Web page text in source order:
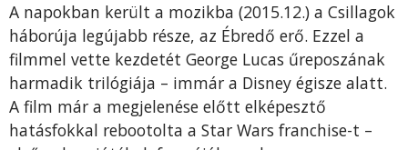
A napokban került a mozikba (2015.12.) a Csillagok
háborúja legújabb része, az Ébredő erő. Ezzel a
filmmel vette kezdetét George Lucas űr­epo­szának
harmadik trilógiája – immár a Disney égisze alatt.
A film már a megjelenése előtt elképesztő
hatásfokkal rebootolta a Star Wars franchise-t –